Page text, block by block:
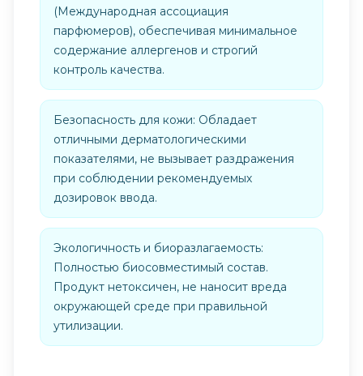
(Международная ассоциация
парфюмеров), обеспечивая минимальное
содержание аллергенов и строгий
контроль качества.
Безопасность для кожи: Обладает
отличными дерматологическими
показателями, не вызывает раздражения
при соблюдении рекомендуемых
дозировок ввода.
Экологичность и биоразлагаемость:
Полностью биосовместимый состав.
Продукт нетоксичен, не наносит вреда
окружающей среде при правильной
утилизации.